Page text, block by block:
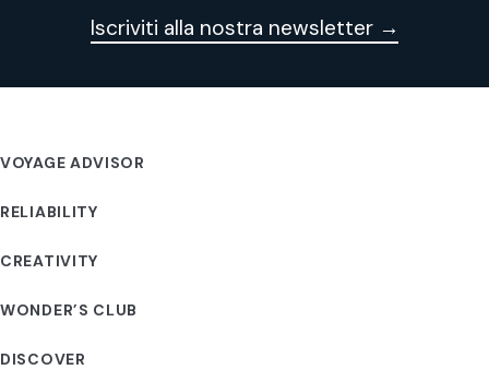
Iscriviti alla nostra newsletter →
VOYAGE ADVISOR
RELIABILITY
CREATIVITY
WONDER’S CLUB
DISCOVER